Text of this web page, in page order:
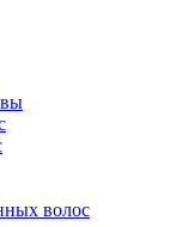
волос